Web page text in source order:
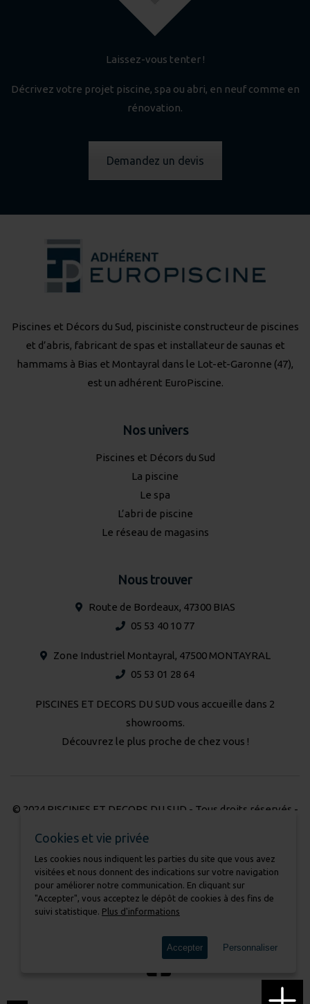
Laissez-vous tenter !
Décrivez votre projet piscine, spa ou abri, en neuf comme en
rénovation.
Demandez un devis
Piscines et Décors du Sud, pisciniste constructeur de piscines
et d’abris, fabricant de spas et installateur de saunas et
hammams à Bias et Montayral dans le Lot-et-Garonne (47),
est un adhérent EuroPiscine.
Nos univers
Piscines et Décors du Sud
La piscine
Le spa
L’abri de piscine
Le réseau de magasins
Nous trouver
Route de Bordeaux, 47300 BIAS
05 53 40 10 77
Zone Industriel Montayral, 47500 MONTAYRAL
05 53 01 28 64
PISCINES ET DECORS DU SUD vous accueille dans 2
showrooms.
Découvrez le plus proche de chez vous !
© 2024 PISCINES ET DECORS DU SUD - Tous droits réservés -
Nous contacter
Mentions légales
Charte pour la protection des données
Cookies
Cookies et vie privée
Les cookies nous indiquent les parties du site que vous avez
visitées et nous donnent des indications sur votre navigation
pour améliorer notre communication. En cliquant sur
"Accepter", vous acceptez le dépôt de cookies à des fins de
suivi statistique. Plus d'informations
Accepter Personnaliser